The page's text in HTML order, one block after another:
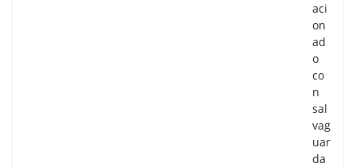
aci
on
ad
o
co
n
sal
vag
uar
da